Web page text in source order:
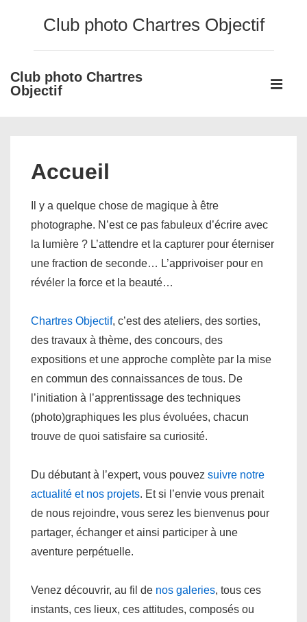
principal
Club photo Chartres Objectif
Club photo Chartres
Objectif
Main
Accueil
Il y a quelque chose de magique à être
photographe. N’est ce pas fabuleux d’écrire avec
la lumière ? L’attendre et la capturer pour éterniser
une fraction de seconde… L’apprivoiser pour en
révéler la force et la beauté…
Chartres Objectif, c’est des ateliers, des sorties,
des travaux à thème, des concours, des
expositions et une approche complète par la mise
en commun des connaissances de tous. De
l’initiation à l’apprentissage des techniques
(photo)graphiques les plus évoluées, chacun
trouve de quoi satisfaire sa curiosité.
Du débutant à l’expert, vous pouvez suivre notre
actualité et nos projets. Et si l’envie vous prenait
de nous rejoindre, vous serez les bienvenus pour
partager, échanger et ainsi participer à une
aventure perpétuelle.
Venez découvrir, au fil de nos galeries, tous ces
instants, ces lieux, ces attitudes, composés ou